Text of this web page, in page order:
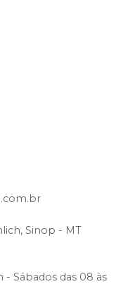
Sinop - MT
- Sábados das 08 às